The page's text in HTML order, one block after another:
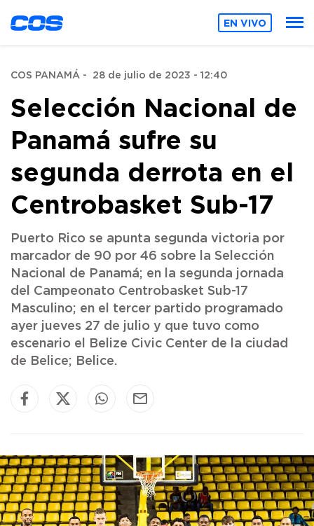
EN VIVO
COS PANAMÁ - 28 de julio de 2023 - 12:40
Selección Nacional de
Panamá sufre su
segunda derrota en el
Centrobasket Sub-17
Puerto Rico se apunta segunda victoria por
marcador de 90 por 46 sobre la Selección
Nacional de Panamá; en la segunda jornada
del Campeonato Centrobasket Sub-17
Masculino; en el tercer partido programado
ayer jueves 27 de julio y que tuvo como
escenario el Belize Civic Center de la ciudad
de Belice; Belice.